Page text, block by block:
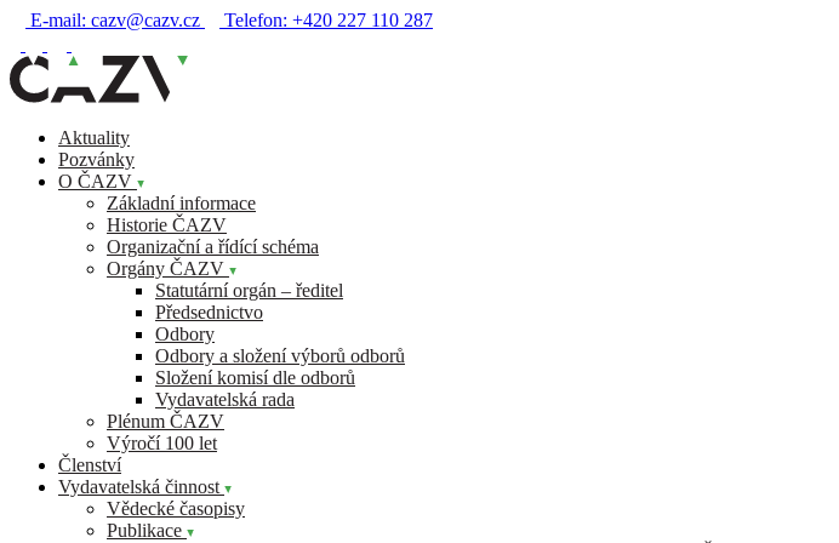
E-mail: cazv@cazv.cz Telefon: +420 227 110 287
Aktuality
Pozvánky
O ČAZV
Základní informace
Historie ČAZV
Organizační a řídící schéma
Orgány ČAZV
Statutární orgán – ředitel
Předsednictvo
Odbory
Odbory a složení výborů odborů
Složení komisí dle odborů
Vydavatelská rada
Plénum ČAZV
Výročí 100 let
Členství
Vydavatelská činnost
Vědecké časopisy
Publikace